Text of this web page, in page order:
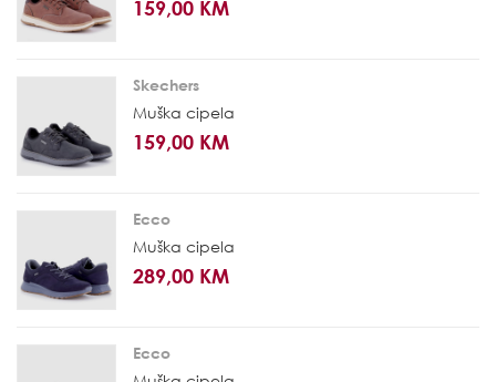
159,00 KM
Skechers
Muška cipela
159,00 KM
Ecco
Muška cipela
289,00 KM
Ecco